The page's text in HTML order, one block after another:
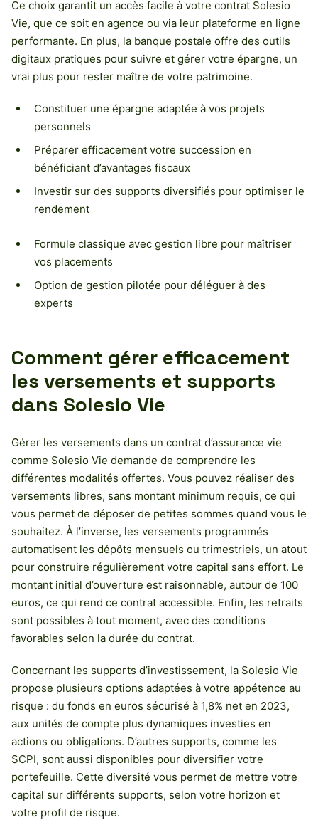
Ce choix garantit un accès facile à votre contrat Solesio
Vie, que ce soit en agence ou via leur plateforme en ligne
performante. En plus, la banque postale offre des outils
digitaux pratiques pour suivre et gérer votre épargne, un
vrai plus pour rester maître de votre patrimoine.
Constituer une épargne adaptée à vos projets
personnels
Préparer efficacement votre succession en
bénéficiant d’avantages fiscaux
Investir sur des supports diversifiés pour optimiser le
rendement
Formule classique avec gestion libre pour maîtriser
vos placements
Option de gestion pilotée pour déléguer à des
experts
Comment gérer efficacement
les versements et supports
dans Solesio Vie
Gérer les versements dans un contrat d’assurance vie
comme Solesio Vie demande de comprendre les
différentes modalités offertes. Vous pouvez réaliser des
versements libres, sans montant minimum requis, ce qui
vous permet de déposer de petites sommes quand vous le
souhaitez. À l’inverse, les versements programmés
automatisent les dépôts mensuels ou trimestriels, un atout
pour construire régulièrement votre capital sans effort. Le
montant initial d’ouverture est raisonnable, autour de 100
euros, ce qui rend ce contrat accessible. Enfin, les retraits
sont possibles à tout moment, avec des conditions
favorables selon la durée du contrat.
Concernant les supports d’investissement, la Solesio Vie
propose plusieurs options adaptées à votre appétence au
risque : du fonds en euros sécurisé à 1,8% net en 2023,
aux unités de compte plus dynamiques investies en
actions ou obligations. D’autres supports, comme les
SCPI, sont aussi disponibles pour diversifier votre
portefeuille. Cette diversité vous permet de mettre votre
capital sur différents supports, selon votre horizon et
votre profil de risque.